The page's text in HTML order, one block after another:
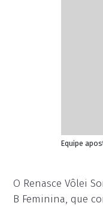
Equipe
O Renasce Vôlei
B Feminina, que